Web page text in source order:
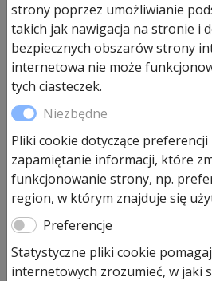
Czop blokujący
sprężynowy do
5 HPL itp.
3,00zł
strony poprzez umożliwianie
takich jak nawigacja na stronie i
bezpiecznych obszarów strony
internetowa nie może
tych ciasteczek.
Niezbędne
Pliki cookie dotyczące
zapamiętanie informacji, które
funkcjonowanie strony, np.
region, w którym znajduje się
Preferencje
Statystyczne pliki cookie
internetowych zrozumieć, w jaki